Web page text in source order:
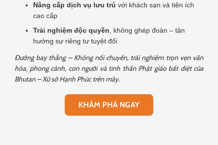
Nâng cấp dịch vụ lưu trú với khách sạn và tiện ích
cao cấp
Trải nghiệm độc quyền , không ghép đoàn – tận
hưởng sự riêng tư tuyệt đối
Đường bay thẳng – Không nối chuyến, trải nghiệm trọn vẹn văn
hóa, phong cảnh, con người và tinh thần Phật giáo bất diệt của
Bhutan – Xứ sở Hạnh Phúc trên mây.
KHÁM PHÁ NGAY